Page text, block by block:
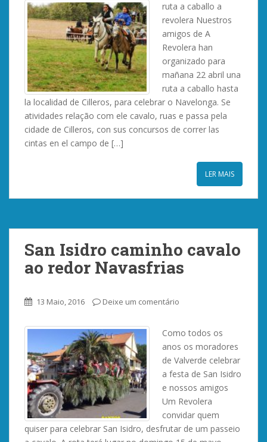
ruta a caballo a
revolera Nuestros
amigos de A
Revolera han
organizado para
mañana 22 abril una
ruta a caballo hasta
la localidad de Cilleros, para celebrar o Navelonga. Se
atividades relação com ele cavalo, ruas e passa pela
cidade de Cilleros, con sus concursos de correr las
cintas en el campo de […]
LER MAIS
San Isidro caminho cavalo
ao redor Navasfrias
13 Maio, 2016 Deixe um comentário
Como todos os
anos os moradores
de Valverde celebrar
a festa de San Isidro
e nossos amigos
Um Revolera
convidar quem
quiser para celebrar San Isidro, desfrutar de um passeio